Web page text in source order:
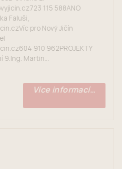
115 588ANO
Faluši,
pro Nový Jičín
910 962PROJEKTY
Martin...
Více informací…